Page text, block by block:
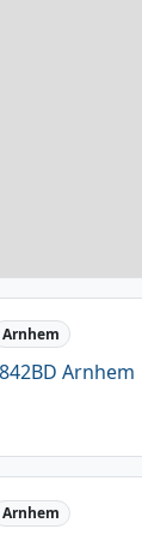
Arnhem
Arnhem
Arnhem